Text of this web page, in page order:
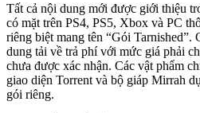
Tất cả nội dung mới được giới thiệu
có mặt trên PS4, PS5, Xbox và PC
riêng biệt mang tên “Gói Tarnished”.
dung tải về trả phí với mức giá phải
chưa được xác nhận. Các vật phẩm
giao diện Torrent và bộ giáp Mirrah
gói riêng.